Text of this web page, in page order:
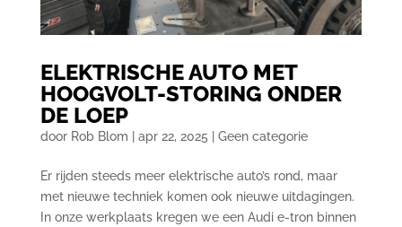
ELEKTRISCHE AUTO MET
HOOGVOLT-STORING ONDER
DE LOEP
door Rob Blom apr 22, 2025 Geen categorie
Er rijden steeds meer elektrische auto’s rond, maar
met nieuwe techniek komen ook nieuwe uitdagingen.
In onze werkplaats kregen we een Audi e-tron binnen